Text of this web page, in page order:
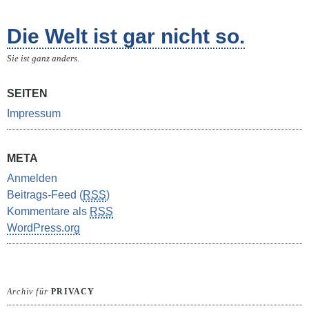
Die Welt ist gar nicht so.
Sie ist ganz anders.
SEITEN
Impressum
META
Anmelden
Beitrags-Feed (RSS)
Kommentare als RSS
WordPress.org
Archiv fürPRIVACY